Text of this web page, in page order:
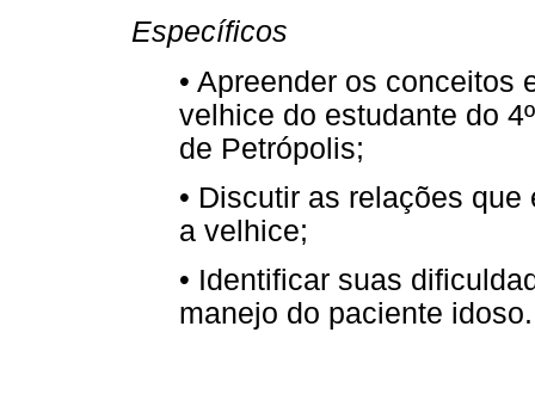
Específicos
• Apreender os conceitos
velhice do estudante do
de Petrópolis;
• Discutir as relações
a velhice;
• Identificar suas
manejo do paciente idoso.